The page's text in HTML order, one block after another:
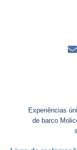
Experiências
de barco